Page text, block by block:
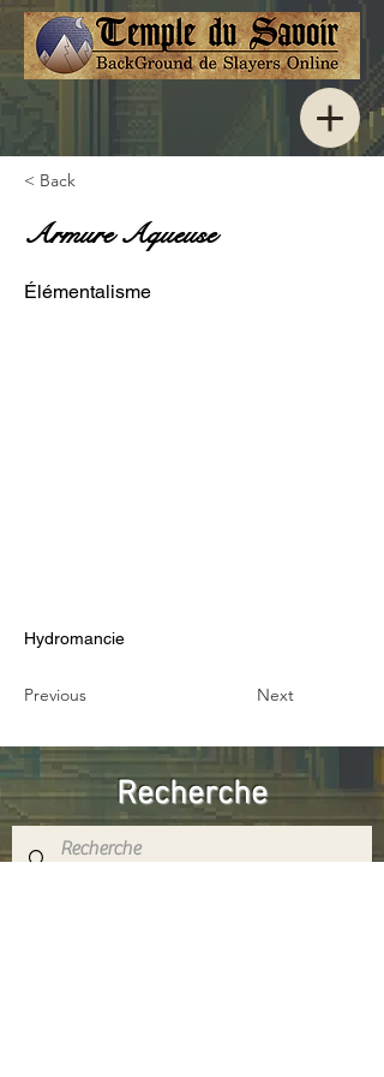
< Back
Armure Aqueuse
Élémentalisme
Hydromancie
Previous Next
Recherche